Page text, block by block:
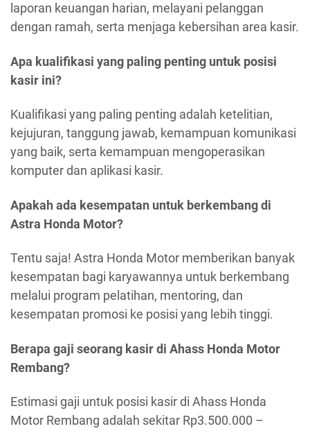
laporan keuangan harian, melayani pelanggan
dengan ramah, serta menjaga kebersihan area kasir.
Apa kualifikasi yang paling penting untuk posisi
kasir ini?
Kualifikasi yang paling penting adalah ketelitian,
kejujuran, tanggung jawab, kemampuan komunikasi
yang baik, serta kemampuan mengoperasikan
komputer dan aplikasi kasir.
Apakah ada kesempatan untuk berkembang di
Astra Honda Motor?
Tentu saja! Astra Honda Motor memberikan banyak
kesempatan bagi karyawannya untuk berkembang
melalui program pelatihan, mentoring, dan
kesempatan promosi ke posisi yang lebih tinggi.
Berapa gaji seorang kasir di Ahass Honda Motor
Rembang?
Estimasi gaji untuk posisi kasir di Ahass Honda
Motor Rembang adalah sekitar Rp3.500.000 –